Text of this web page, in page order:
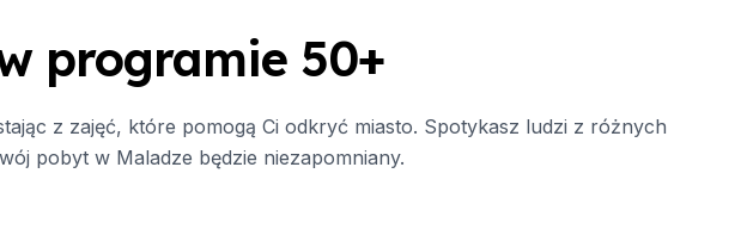
programie 50+
z zajęć, które pomogą Ci odkryć miasto. Spotykasz ludzi z różnych
pobyt w Maladze będzie niezapomniany.